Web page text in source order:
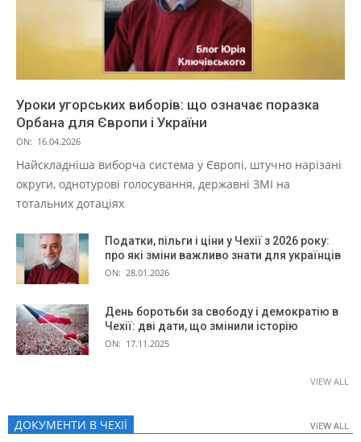
Уроки угорських виборів: що означає поразка
Орбана для Європи і України
ON: 16.04.2026
Найскладніша виборча система у Європі, штучно нарізані
округи, однотурові голосування, державні ЗМІ на
тотальних дотаціях
Податки, пільги і ціни у Чехії з 2026 року:
про які зміни важливо знати для українців
ON: 28.01.2026
День боротьби за свободу і демократію в
Чехії: дві дати, що змінили історію
ON: 17.11.2025
VIEW ALL
ДОКУМЕНТИ В ЧЕХІЇ VIEW ALL
VIEW ALL